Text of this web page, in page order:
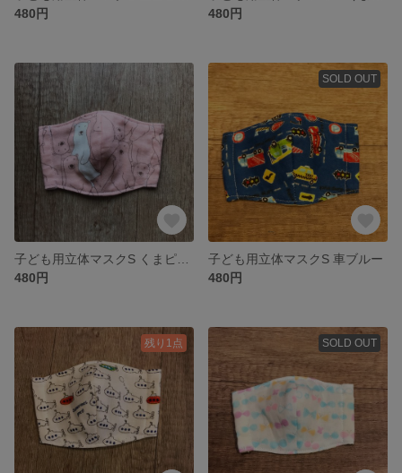
480円
480円
480円
SOLD OUT
子ども用立体マスクS 車ブルー
480円
残り1点 SOLD OUT